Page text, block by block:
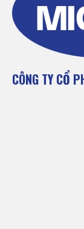
CÔNG TY CỔ